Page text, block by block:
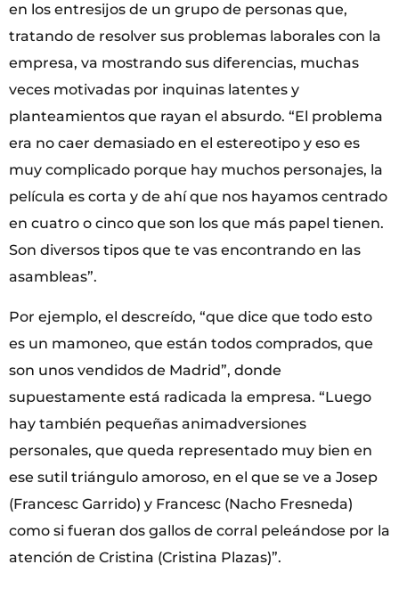
en los entresijos de un grupo de personas que,
tratando de resolver sus problemas laborales con la
empresa, va mostrando sus diferencias, muchas
veces motivadas por inquinas latentes y
planteamientos que rayan el absurdo. “El problema
era no caer demasiado en el estereotipo y eso es
muy complicado porque hay muchos personajes, la
película es corta y de ahí que nos hayamos centrado
en cuatro o cinco que son los que más papel tienen.
Son diversos tipos que te vas encontrando en las
asambleas”.
Por ejemplo, el descreído, “que dice que todo esto
es un mamoneo, que están todos comprados, que
son unos vendidos de Madrid”, donde
supuestamente está radicada la empresa. “Luego
hay también pequeñas animadversiones
personales, que queda representado muy bien en
ese sutil triángulo amoroso, en el que se ve a Josep
(Francesc Garrido) y Francesc (Nacho Fresneda)
como si fueran dos gallos de corral peleándose por la
atención de Cristina (Cristina Plazas)”.